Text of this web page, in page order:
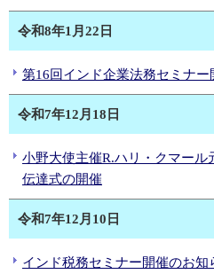
令和8年1月22日
第16回インド企業法務セミナ
令和7年12月18日
小野大使主催R.ハリ・クマール
伝達式の開催
令和7年12月10日
インド税務セミナー開催のお知